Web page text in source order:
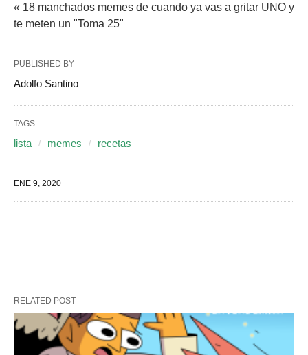
« 18 manchados memes de cuando ya vas a gritar UNO y
te meten un "Toma 25"
PUBLISHED BY
Adolfo Santino
TAGS:
lista memes recetas
ENE 9, 2020
RELATED POST